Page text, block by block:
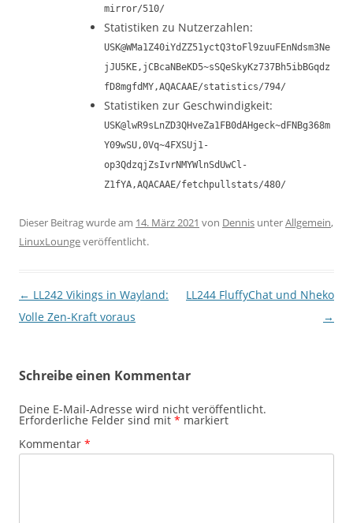
mirror/510/
Statistiken zu Nutzerzahlen:
USK@WMa1Z40iYdZZ51yctQ3toFl9zuuFEnNdsm3Ne
jJU5KE,jCBcaNBeKD5~sSQeSkyKz737Bh5ibBGqdz
fD8mgfdMY,AQACAAE/statistics/794/
Statistiken zur Geschwindigkeit:
USK@lwR9sLnZD3QHveZa1FB0dAHgeck~dFNBg368m
Y09wSU,0Vq~4FXSUj1-
op3QdzqjZsIvrNMYWlnSdUwCl-
Z1fYA,AQACAAE/fetchpullstats/480/
Dieser Beitrag wurde am 14. März 2021 von Dennis unterAllgemein,
LinuxLoungeveröffentlicht.
Beitragsnavigation
← LL242 Vikings in Wayland:
Volle Zen-Kraft voraus
LL244 FluffyChat und Nheko
→
Schreibe einen Kommentar
Deine E-Mail-Adresse wird nicht veröffentlicht.
Erforderliche Felder sind mit * markiert
Kommentar *